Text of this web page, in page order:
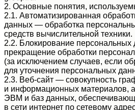
2. Основные понятия,
2.1. Автоматизированная
данных — обработка
средств вычислительной техники.
2.2. Блокирование
прекращение обработки
(за исключением случаев, если
для уточнения персональных
2.3. Веб-сайт — совокупность
и информационных материалов,
ЭВМ и баз данных,
в сети интернет по сетевому